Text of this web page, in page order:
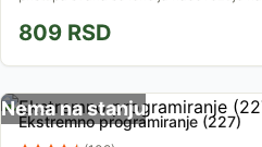
osnove programiranja od...
809 RSD
Nema na stanju
Ekstremno programiranje (227)